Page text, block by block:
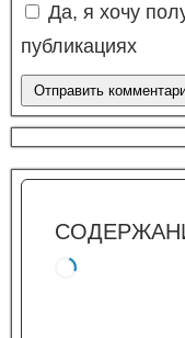
Да, я хочу
публикациях